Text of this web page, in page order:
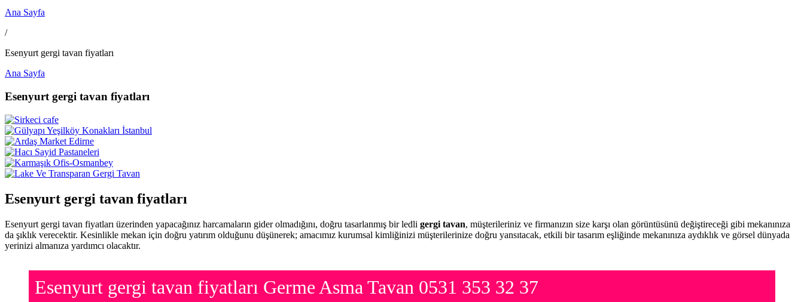
Ana Sayfa
/
Esenyurt gergi tavan fiyatları
Ana Sayfa
Esenyurt gergi tavan fiyatları
Esenyurt gergi tavan fiyatları
Esenyurt gergi tavan fiyatları üzerinden yapacağınız harcamaların gider olmadığını, doğru tasarlanmış bir ledli gergi tavan, müşterileriniz ve firmanızın size karşı olan görüntüsünü değiştireceği gibi mekanınıza
da şıklık verecektir. Kesinlikle mekan için doğru yatırım olduğunu düşünerek; amacımız kurumsal kimliğinizi müşterilerinize doğru yansıtacak, etkili bir tasarım eşliğinde mekanınıza aydıklık ve görsel dünyada
yerinizi almanıza yardımcı olacaktır.
Esenyurt gergi tavan fiyatları Germe Asma Tavan 0531 353 32 37